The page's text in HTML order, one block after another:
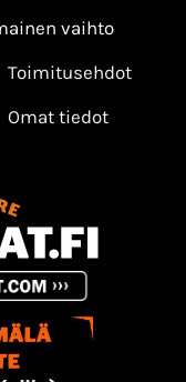
vaihto
Toimitusehdot
Omat tiedot